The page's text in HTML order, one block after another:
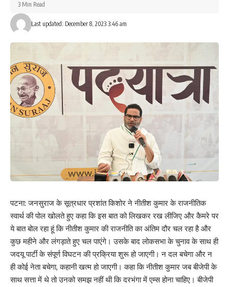
Last updated: December 8, 2023 3:46 am
3 Min Read
पटना: जनसुराज के सूत्रधार प्रशांत किशोर ने नीतीश कुमार के राजनीतिक
स्वार्थ की पोल खोलते हुए कहा कि इस बात को लिखकर रख लीजिए और कैमरे पर
ये बात बोल रहा हूं कि नीतीश कुमार की राजनीति का अंतिम दौर चल रहा है और
कुछ महीने और लंगड़ाते हुए चल पाएंगे। उसके बाद लोकसभा के चुनाव के साथ ही
जदयू पार्टी के संपूर्ण विघटन की प्रक्रिया शुरू हो जाएगी। न दल बचेगा और न
ही कोई नेता बचेगा, कहानी खत्म हो जाएगी। कहा कि नीतीश कुमार जब बीजेपी के
साथ सत्ता में थे तो उनको समझ नहीं थी कि दरभंगा में एम्स होना चाहिए। बीजेपी